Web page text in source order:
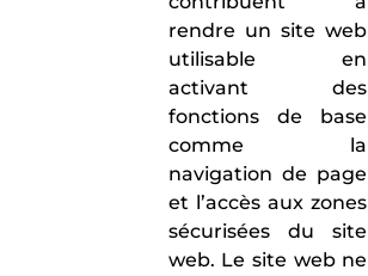
rendre un site web
utilisable en
activant des
fonctions de base
comme la
navigation de page
et l’accès aux zones
sécurisées du site
web. Le site web ne